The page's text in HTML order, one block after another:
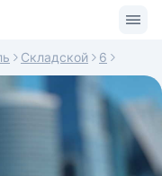
Складской 6